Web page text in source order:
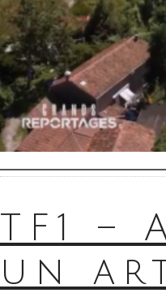
TF1 –
un